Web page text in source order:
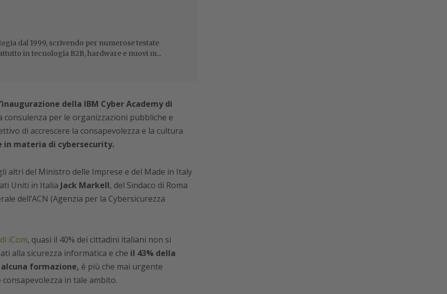
dal 1999, scrivendo per numerose testate
in tecnologia B2B, hardware e nuovi m...
della IBM Cyber Academy di
consulenza per le organizzazioni pubbliche e
di accrescere la consapevolezza e la cultura
in materia di cybersecurity.
altri del Ministro delle Imprese e del Made in Italy
Uniti in Italia Jack Markell, del Sindaco di Roma
dell’ACN (Agenzia per la Cybersicurezza
iCom, quasi il 40% dei cittadini italiani non si
alla sicurezza informatica e che il 43% della
formazione, è più che mai urgente
in tale ambito.